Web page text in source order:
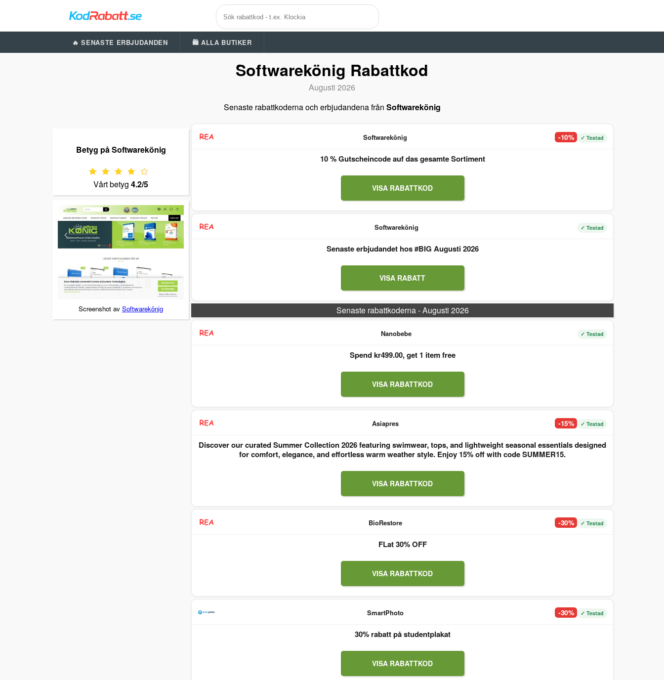
🔥 SENASTE ERBJUDANDEN 🛍️ ALLA BUTIKER
Softwarekönig Rabattkod
Augusti 2026
Senaste rabattkoderna och erbjudandena från Softwarekönig
Betyg på Softwarekönig
Vårt betyg 4.2/5
Screenshot av Softwarekönig
Softwarekönig -10% ✓ Testad
10 % Gutscheincode auf das gesamte Sortiment
VISA RABATTKOD
Softwarekönig ✓ Testad
Senaste erbjudandet hos #BIG Augusti 2026
VISA RABATT
Senaste rabattkoderna - Augusti 2026
Nanobebe ✓ Testad
Spend kr499.00, get 1 item free
VISA RABATTKOD
Asiapres -15% ✓ Testad
Discover our curated Summer Collection 2026 featuring swimwear, tops, and lightweight seasonal essentials designed
for comfort, elegance, and effortless warm weather style. Enjoy 15% off with code SUMMER15.
VISA RABATTKOD
BioRestore -30% ✓ Testad
FLat 30% OFF
VISA RABATTKOD
SmartPhoto -30% ✓ Testad
30% rabatt på studentplakat
VISA RABATTKOD